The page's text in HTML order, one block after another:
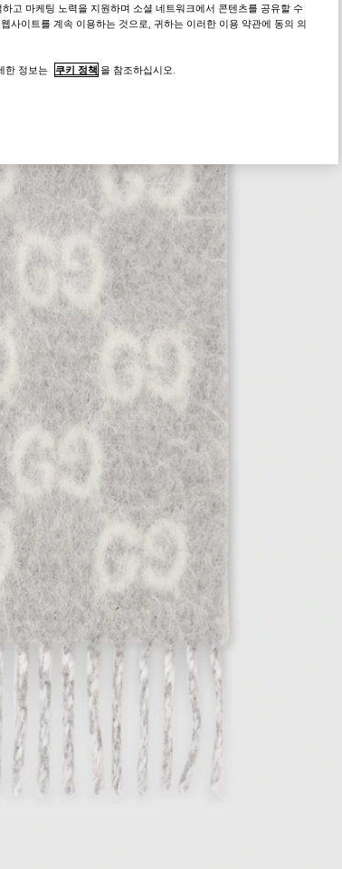
고 마케팅 노력을 지원하며 소셜 네트워크에서 콘텐츠를 공유할 수
사이트를 계속 이용하는 것으로, 귀하는 이러한 이용 약관에 동의 의
한 정보는 쿠키 정책 을 참조하십시오.